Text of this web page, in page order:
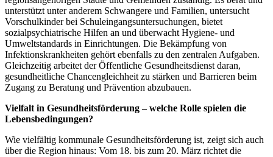
unterstützt unter anderem Schwangere und Familien, untersucht
Vorschulkinder bei Schuleingangsuntersuchungen, bietet
sozialpsychiatrische Hilfen an und überwacht Hygiene- und
Umweltstandards in Einrichtungen. Die Bekämpfung von
Infektionskrankheiten gehört ebenfalls zu den zentralen Aufgaben.
Gleichzeitig arbeitet der Öffentliche Gesundheitsdienst daran,
gesundheitliche Chancengleichheit zu stärken und Barrieren beim
Zugang zu Beratung und Prävention abzubauen.
Vielfalt in Gesundheitsförderung – welche Rolle spielen die
Lebensbedingungen?
Wie vielfältig kommunale Gesundheitsförderung ist, zeigt sich auch
über die Region hinaus: Vom 18. bis zum 20. März richtet die